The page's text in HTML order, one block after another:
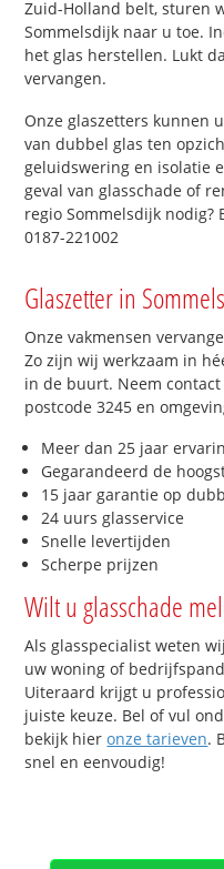
Zuid-Holland belt, sturen
Sommelsdijk naar u toe.
het glas herstellen. Lukt
vervangen.
Onze glaszetters kunnen
van dubbel glas ten
geluidswering en isolatie
geval van glasschade of
regio Sommelsdijk nodig?
0187-221002
Glaszetter in
Onze vakmensen
Zo zijn wij werkzaam in
in de buurt. Neem
postcode 3245 en
Meer dan 25 jaar
Gegarandeerd de
15 jaar garantie op
24 uurs glasservice
Snelle levertijden
Scherpe prijzen
Wilt u glasschade
Als glasspecialist weten
uw woning of
Uiteraard krijgt u
juiste keuze. Bel of vul
bekijk hieronze tarieven.
snel en eenvoudig!